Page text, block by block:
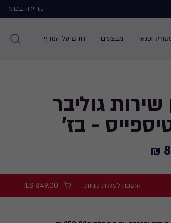
קריירה בכתר
ופנאי מבצעים חדש על המדף
שירות גוליבר
- בז'
הוספה לעגלת קניות ILS 849.00